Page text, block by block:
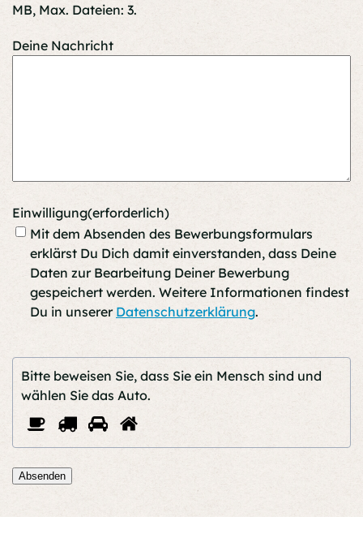
MB, Max. Dateien: 3.
Deine Nachricht
Einwilligung(erforderlich)
Mit dem Absenden des Bewerbungsformulars
erklärst Du Dich damit einverstanden, dass Deine
Daten zur Bearbeitung Deiner Bewerbung
gespeichert werden. Weitere Informationen findest
Du in unserer Datenschutzerklärung.
Bitte beweisen Sie, dass Sie ein Mensch sind und
wählen Sie das Auto.
Bitte
beweisen
Sie,
dass
1 2 3
Absenden